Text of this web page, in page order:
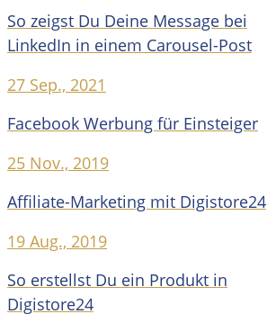
So zeigst Du Deine Message bei
LinkedIn in einem Carousel-Post
27 Sep., 2021
Facebook Werbung für Einsteiger
25 Nov., 2019
Affiliate-Marketing mit Digistore24
19 Aug., 2019
So erstellst Du ein Produkt in
Digistore24